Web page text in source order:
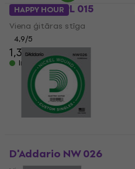
D'Addario PL 015
Viena ģitāras stīga
4,9/5
1,39 €
Ir noliktavā
HAPPY HOUR
D'Addario NW 026